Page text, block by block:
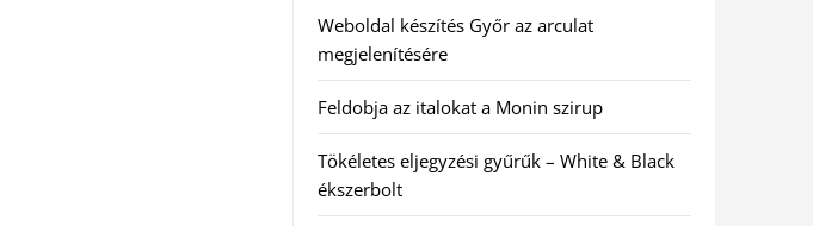
Weboldal készítés Győr az arculat
megjelenítésére
Feldobja az italokat a Monin szirup
Tökéletes eljegyzési gyűrűk – White & Black
ékszerbolt